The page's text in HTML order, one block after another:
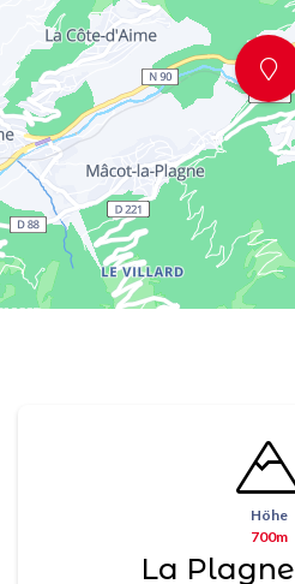
Höhe
700m
La